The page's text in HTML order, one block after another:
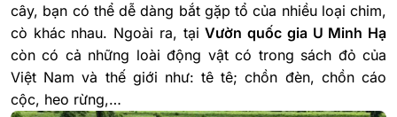
cây, bạn có thể dễ dàng bắt gặp tổ của nhiều loại chim,
cò khác nhau. Ngoài ra, tạiVườn quốc gia U Minh Hạ
còn có cả những loài động vật có trong sách đỏ của
Việt Nam và thế giới như: tê tê; chồn đèn, chồn cáo
cộc, heo rừng,…